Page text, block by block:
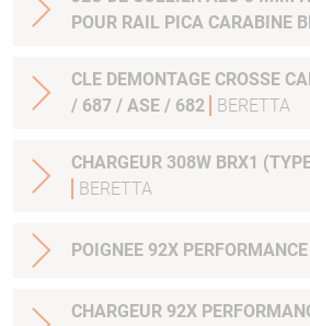
POUR RAIL PICA CARABINE
CLE DEMONTAGE CROSSE
/ 687 / ASE / 682
BERETTA
CHARGEUR 308W BRX1
BERETTA
POIGNEE 92X PERFORMANCE
CHARGEUR 92X